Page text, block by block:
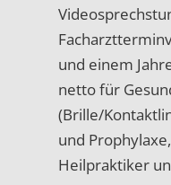
und einem
netto für
(Brille/
und
Heilpraktiker